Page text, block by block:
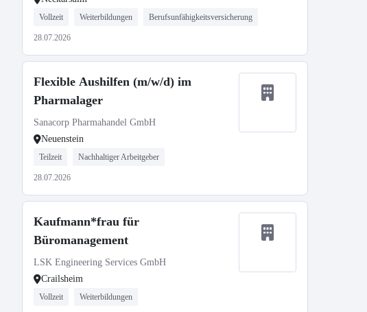
Vollzeit Weiterbildungen Berufsunfähigkeitsversicherung
28.07.2026
Flexible Aushilfen (m/w/d) im
Pharmalager
Sanacorp Pharmahandel GmbH
Neuenstein
Teilzeit Nachhaltiger Arbeitgeber
28.07.2026
Kaufmann*frau für
Büromanagement
LSK Engineering Services GmbH
Crailsheim
Vollzeit Weiterbildungen